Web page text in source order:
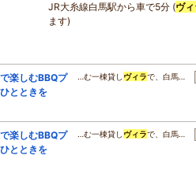
JR大糸線白馬駅から車で5分 (ヴ
ます)
楽しむBBQプ
とときを
…む一棟貸し ヴィラで、白馬…
楽しむBBQプ
とときを
…む一棟貸し ヴィラで、白馬…